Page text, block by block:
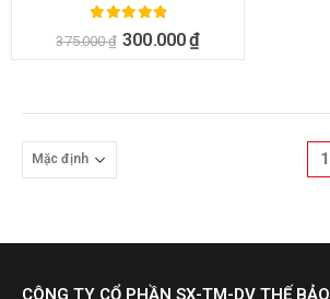
ngoài 5
375.000₫ 300.000₫
1
CÔNG TY CỔ PHẦN SX-TM-DV THẾ BẢO